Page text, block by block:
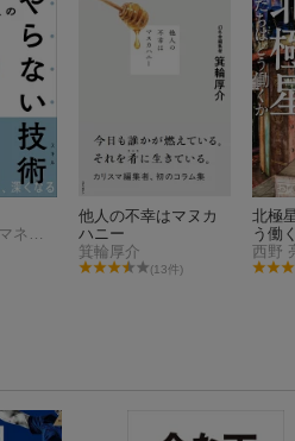
他人の不幸はマヌカ
ハニー
箕輪厚介
(13件)
北極
う働
西野